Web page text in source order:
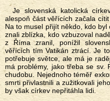
Je slovenská katolická církev po Bezákovi jiná? Doufám, že
alespoň část věřících začala
Na to musel přijít někdo, kdo
znali zblízka, kdo vzbuzoval
z Říma zranil, ponížil
věřících tím Vatikán ztrácí. Je
potřebuje světce, ale má je
má problémy, jako třeba se sv.
chudobu. Nejednoho téměř
smrti přivlastnili a zužitkovali
by však církev nepřitáhla lidi.